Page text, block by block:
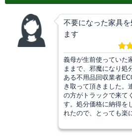
不要になった家具
ます
義母が生前使っていた
ままで、邪魔になり処
ある不用品回収業者
き取って頂きました。
の方がトラックで来て
す。処分価格に納得を
れたので、とっても楽